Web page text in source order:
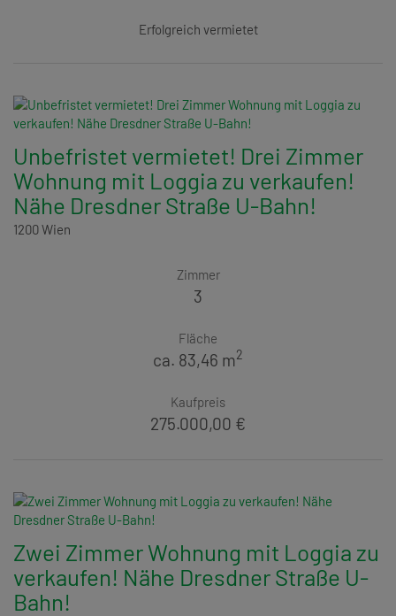
Erfolgreich vermietet
Unbefristet vermietet! Drei Zimmer
Wohnung mit Loggia zu verkaufen!
Nähe Dresdner Straße U-Bahn!
1200 Wien
Zimmer
3
Fläche
ca. 83,46 m2
Kaufpreis
275.000,00 €
Zwei Zimmer Wohnung mit Loggia zu
verkaufen! Nähe Dresdner Straße U-
Bahn!